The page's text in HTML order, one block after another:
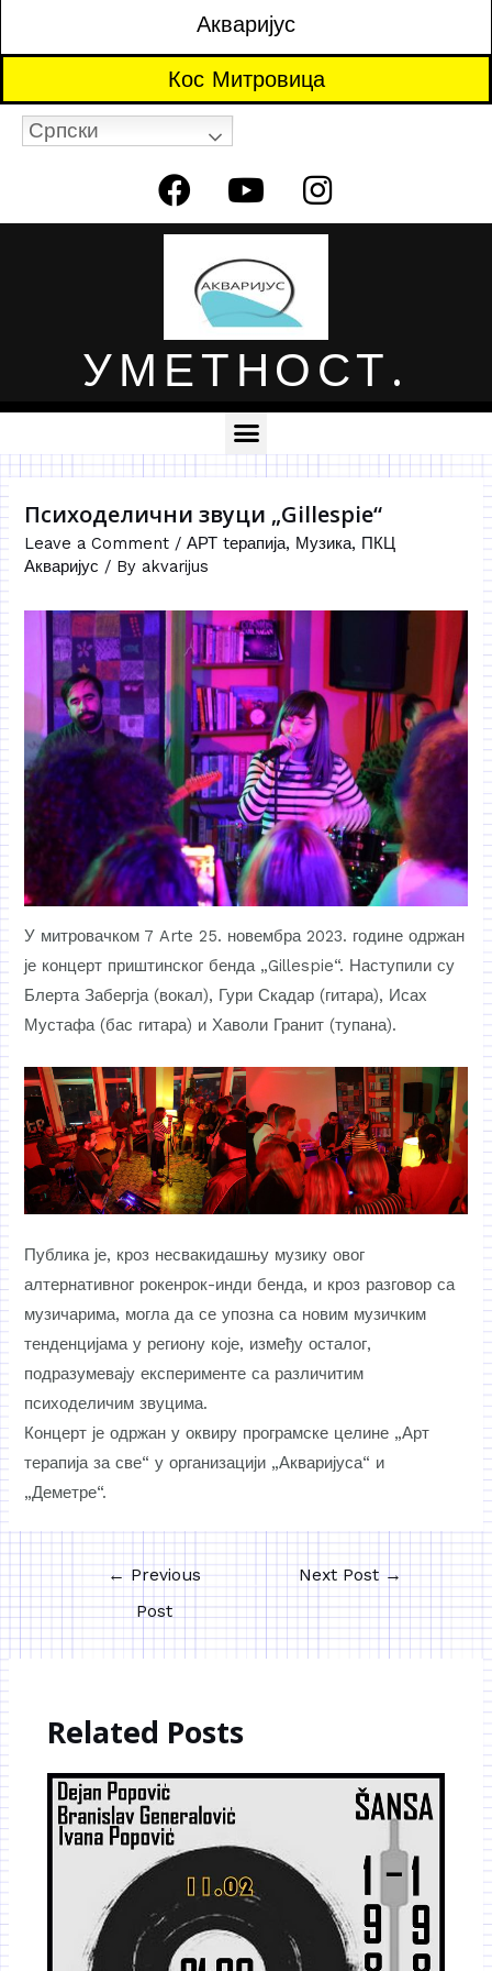
Акваријус
Кос Митровица
Српски
УМЕТНОСТ.
Психоделични звуци „Gillespie“
Leave a Comment /АРТ tерапија, Музика, ПКЦ
Акваријус / By akvarijus
У митровачком 7 Arte 25. новембра 2023. године одржан
је концерт приштинског бенда „Gillespie“. Наступили су
Блерта Забергја (вокал), Гури Скадар (гитара), Исах
Мустафа (бас гитара) и Хаволи Гранит (тупана).
Публика је, кроз несвакидашњу музику овог
алтернативног рокенрок-инди бенда, и кроз разговор са
музичарима, могла да се упозна са новим музичким
тенденцијама у региону које, између осталог,
подразумевају експерименте са различитим
психоделичим звуцима.
Концерт је одржан у оквиру програмске целине „Арт
терапија за све“ у организацији „Акваријуса“ и
„Деметре“.
← Previous
Post
Next Post →
Related Posts